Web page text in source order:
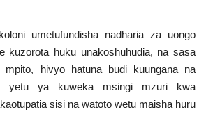
umetufundisha nadharia za uongo
kuzorota huku unakoshuhudia, na sasa
mpito, hivyo hatuna budi kuungana na
yetu ya kuweka msingi mzuri kwa
sisi na watoto wetu maisha huru